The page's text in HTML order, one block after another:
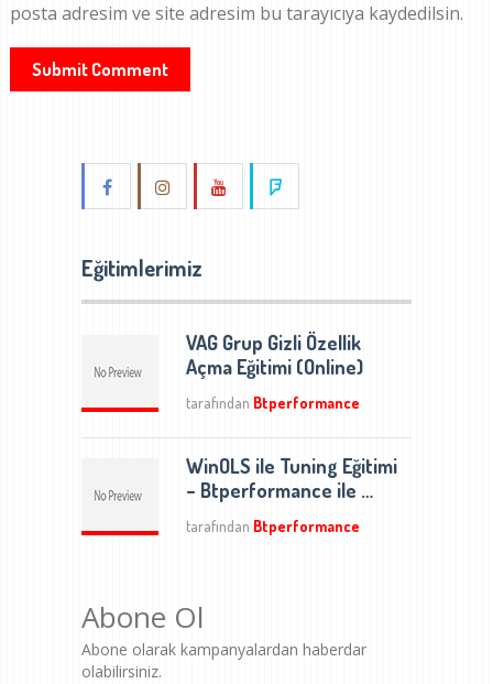
posta adresim ve site adresim bu tarayıcıya kaydedilsin.
Eğitimlerimiz
VAG Grup Gizli Özellik
Açma Eğitimi (Online)
tarafından Btperformance
WinOLS ile Tuning Eğitimi
– Btperformance ile …
tarafından Btperformance
Abone Ol
Abone olarak kampanyalardan haberdar
olabilirsiniz.